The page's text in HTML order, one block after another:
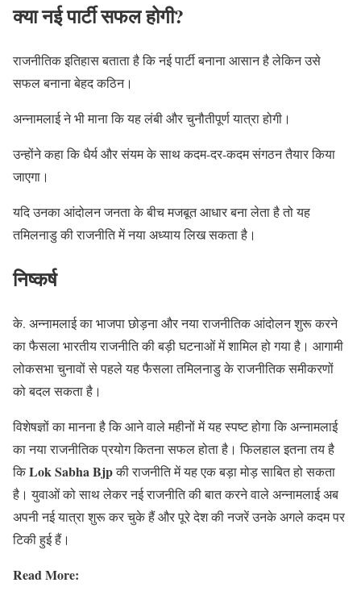
क्या नई पार्टी सफल होगी?
राजनीतिक इतिहास बताता है कि नई पार्टी बनाना आसान है लेकिन उसे
सफल बनाना बेहद कठिन।
अन्नामलाई ने भी माना कि यह लंबी और चुनौतीपूर्ण यात्रा होगी।
उन्होंने कहा कि धैर्य और संयम के साथ कदम-दर-कदम संगठन तैयार किया
जाएगा।
यदि उनका आंदोलन जनता के बीच मजबूत आधार बना लेता है तो यह
तमिलनाडु की राजनीति में नया अध्याय लिख सकता है।
निष्कर्ष
के. अन्नामलाई का भाजपा छोड़ना और नया राजनीतिक आंदोलन शुरू करने
का फैसला भारतीय राजनीति की बड़ी घटनाओं में शामिल हो गया है। आगामी
लोकसभा चुनावों से पहले यह फैसला तमिलनाडु के राजनीतिक समीकरणों
को बदल सकता है।
विशेषज्ञों का मानना है कि आने वाले महीनों में यह स्पष्ट होगा कि अन्नामलाई
का नया राजनीतिक प्रयोग कितना सफल होता है। फिलहाल इतना तय है
किLok Sabha Bjpकी राजनीति में यह एक बड़ा मोड़ साबित हो सकता
है। युवाओं को साथ लेकर नई राजनीति की बात करने वाले अन्नामलाई अब
अपनी नई यात्रा शुरू कर चुके हैं और पूरे देश की नजरें उनके अगले कदम पर
टिकी हुई हैं।
Read More: